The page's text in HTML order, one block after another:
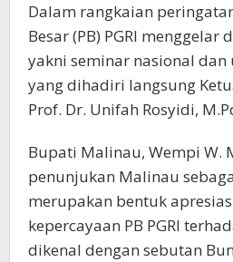
Dalam rangkaian
Besar (PB) PGRI menggelar
yakni seminar nasional
yang dihadiri langsung
Prof. Dr. Unifah Rosyidi,
Bupati Malinau, Wempi W.
penunjukan Malinau
merupakan bentuk
kepercayaan PB PGRI
dikenal dengan sebutan